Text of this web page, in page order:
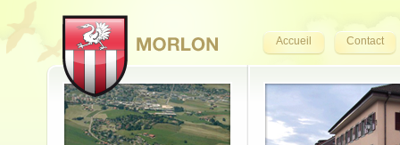
Accueil Contact